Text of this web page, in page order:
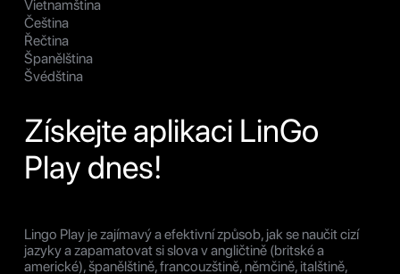
Vietnamština
Čeština
Řečtina
Španělština
Švédština
Získejte aplikaci LinGo
Play dnes!
Lingo Play je zajímavý a efektivní způsob, jak se naučit cizí
jazyky a zapamatovat si slova v angličtině (britské a
americké), španělštině, francouzštině, němčině, italštině,